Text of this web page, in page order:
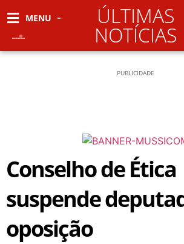
MENU ÚLTIMAS
NOTÍCIAS
PUBLICIDADE
Conselho de Ética
suspende
oposição